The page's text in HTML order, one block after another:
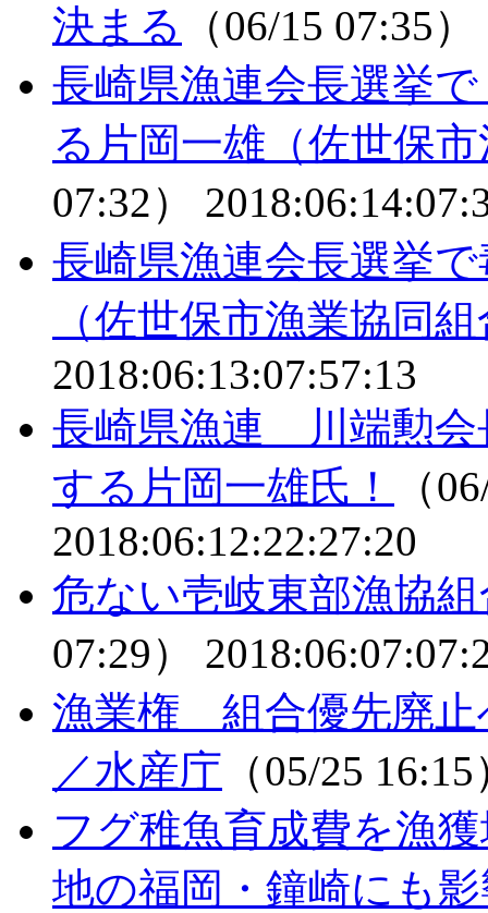
決まる
（06/15 07:35）
長崎県漁連会長選挙
る片岡一雄（佐世保
07:32）
長崎県漁連会長選挙
（佐世保市漁業協同
2018:06:13:07:57:13
長崎県漁連 川端勲会
する片岡一雄氏！
（
2018:06:12:22:27:20
危ない壱岐東部漁協
07:29）
漁業権 組合優先廃
／水産庁 （05/25
フグ稚魚育成費を漁
地の福岡・鐘崎にも